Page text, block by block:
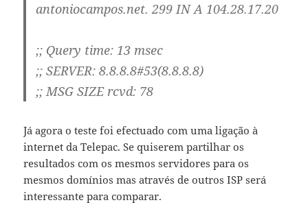
antoniocampos.net. 299 IN A 104.28.17.20
;; Query time: 13 msec
;; SERVER: 8.8.8.8#53(8.8.8.8)
;; MSG SIZE rcvd: 78
Já agora o teste foi efectuado com uma ligação à
internet da Telepac. Se quiserem partilhar os
resultados com os mesmos servidores para os
mesmos domínios mas através de outros ISP será
interessante para comparar.